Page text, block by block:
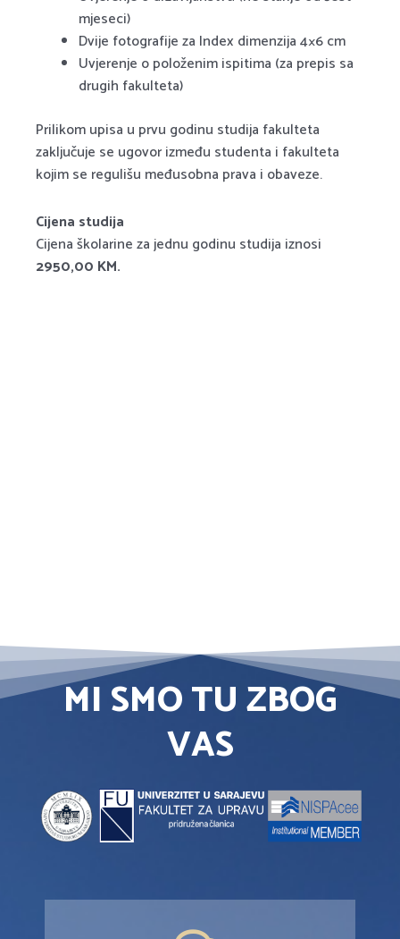
mjeseci)
Dvije fotografije za Index dimenzija 4×6 cm
Uvjerenje o položenim ispitima (za prepis sa
drugih fakulteta)
Prilikom upisa u prvu godinu studija fakulteta
zaključuje se ugovor između studenta i fakulteta
kojim se regulišu međusobna prava i obaveze.
Cijena studija
Cijena školarine za jednu godinu studija iznosi
2950,00 KM.
MI SMO TU ZBOG
VAS